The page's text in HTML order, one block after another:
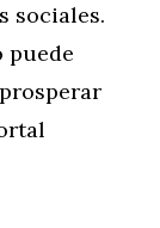
sociales.
puede